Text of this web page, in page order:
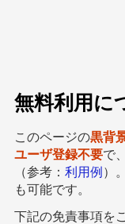
無料利用に
このページの黒背
ユーザ登録不要で
（参考： 利用例）
も可能です。
下記の免責事項を